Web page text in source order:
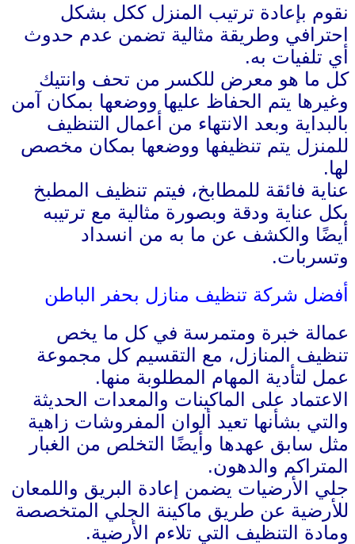
نقوم بإعادة ترتيب المنزل ككل بشكل
احترافي وطريقة مثالية تضمن عدم حدوث
أي تلفيات به.
كل ما هو معرض للكسر من تحف وانتيك
وغيرها يتم الحفاظ عليها ووضعها بمكان آمن
بالبداية وبعد الانتهاء من أعمال التنظيف
للمنزل يتم تنظيفها ووضعها بمكان مخصص
لها.
عناية فائقة للمطابخ، فيتم تنظيف المطبخ
بكل عناية ودقة وبصورة مثالية مع ترتيبه
أيضًا والكشف عن ما به من انسداد
وتسربات.
أفضل شركة تنظيف منازل بحفر الباطن
عمالة خبرة ومتمرسة في كل ما يخص
تنظيف المنازل، مع التقسيم كل مجموعة
عمل لتأدية المهام المطلوبة منها.
الاعتماد على الماكينات والمعدات الحديثة
والتي بشأنها تعيد ألوان المفروشات زاهية
مثل سابق عهدها وأيضًا التخلص من الغبار
المتراكم والدهون.
جلي الأرضيات يضمن إعادة البريق واللمعان
للأرضية عن طريق ماكينة الجلي المتخصصة
ومادة التنظيف التي تلاءم الأرضية.